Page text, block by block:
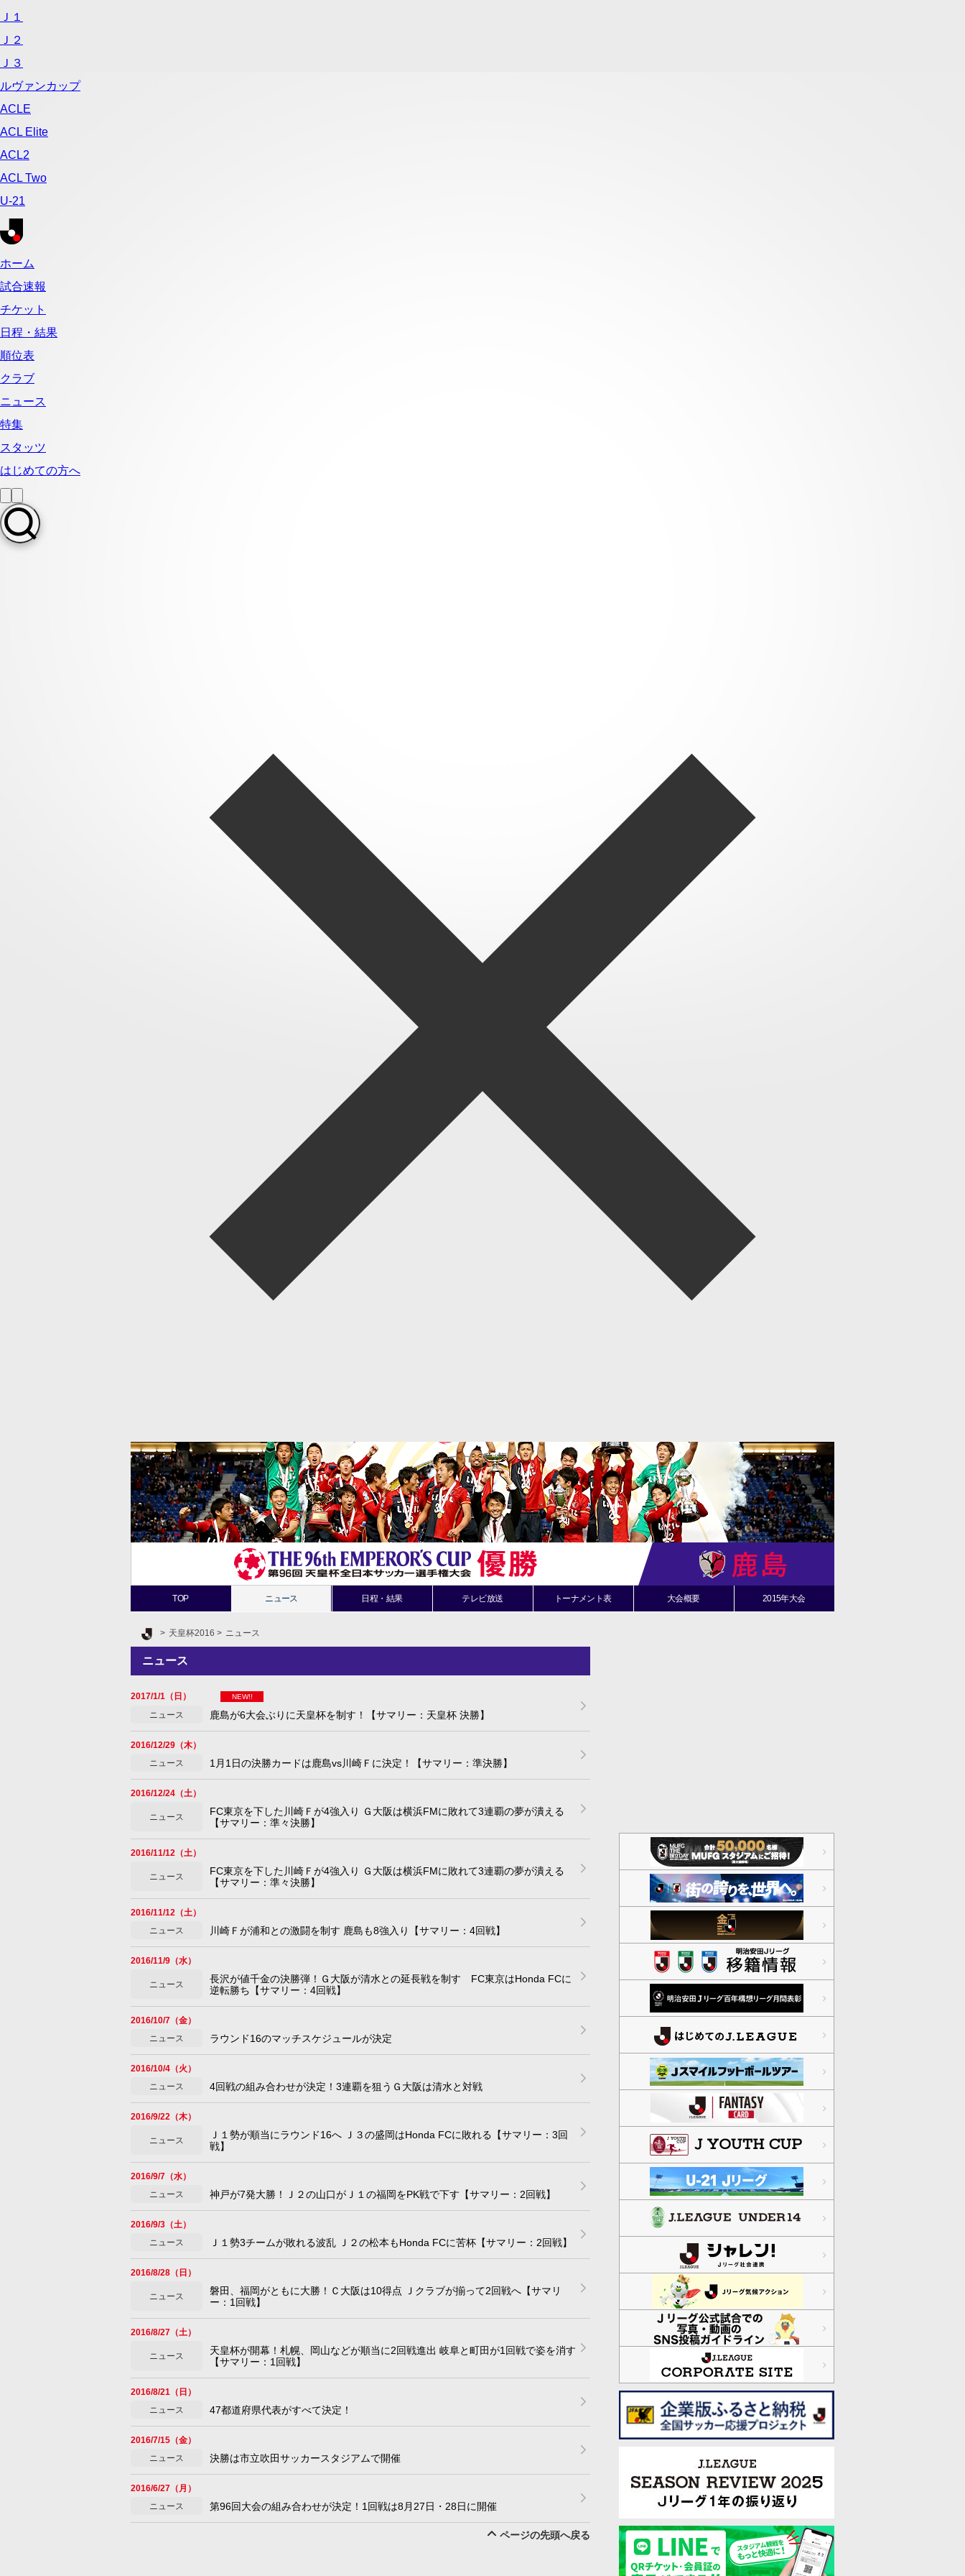
TOP ニュース 日程・結果 テレビ放送 トーナメント表 大会概要 2015年大会
Ｊリーグ TOP
天皇杯2016 ニュース
ニュース
2017/1/1（日） NEW!!
ニュース 鹿島が6大会ぶりに天皇杯を制す！【サマリー：天皇杯 決勝】
2016/12/29（木）
ニュース
1月1日の決勝カードは鹿島vs川崎Ｆに決定！【サマリー：準決勝】
2016/12/24（土）
ニュース
FC東京を下した川崎Ｆが4強入り Ｇ大阪は横浜FMに敗れて3連覇の夢が潰える
【サマリー：準々決勝】
2016/11/12（土）
ニュース
FC東京を下した川崎Ｆが4強入り Ｇ大阪は横浜FMに敗れて3連覇の夢が潰える
【サマリー：準々決勝】
2016/11/12（土）
ニュース
川崎Ｆが浦和との激闘を制す 鹿島も8強入り【サマリー：4回戦】
2016/11/9（水）
ニュース
長沢が値千金の決勝弾！Ｇ大阪が清水との延長戦を制す FC東京はHonda FCに
逆転勝ち【サマリー：4回戦】
2016/10/7（金）
ニュース
ラウンド16のマッチスケジュールが決定
2016/10/4（火）
ニュース
4回戦の組み合わせが決定！3連覇を狙うＧ大阪は清水と対戦
2016/9/22（木）
ニュース
Ｊ１勢が順当にラウンド16へ Ｊ３の盛岡はHonda FCに敗れる【サマリー：3回
戦】
2016/9/7（水）
ニュース
神戸が7発大勝！Ｊ２の山口がＪ１の福岡をPK戦で下す【サマリー：2回戦】
2016/9/3（土）
ニュース
Ｊ１勢3チームが敗れる波乱 Ｊ２の松本もHonda FCに苦杯【サマリー：2回戦】
2016/8/28（日）
ニュース
磐田、福岡がともに大勝！Ｃ大阪は10得点 Ｊクラブが揃って2回戦へ【サマリ
ー：1回戦】
2016/8/27（土）
ニュース
天皇杯が開幕！札幌、岡山などが順当に2回戦進出 岐阜と町田が1回戦で姿を消す
【サマリー：1回戦】
2016/8/21（日）
ニュース
47都道府県代表がすべて決定！
2016/7/15（金）
ニュース
決勝は市立吹田サッカースタジアムで開催
2016/6/27（月）
ニュース
第96回大会の組み合わせが決定！1回戦は8月27日・28日に開催
ページの先頭へ戻る